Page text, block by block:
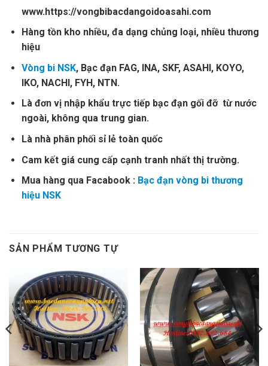
www.https://vongbibacdangoidoasahi.com
Hàng tồn kho nhiều, đa dạng chủng loại, nhiều thương
hiệu
Vòng bi NSK, Bạc đạn FAG, INA, SKF, ASAHI, KOYO,
IKO, NACHI, FYH, NTN.
Là đơn vị nhập khẩu trực tiếp bạc đạn gối đỡ từ nước
ngoài, không qua trung gian.
Là nhà phân phối sỉ lẻ toàn quốc
Cam kết giá cung cấp cạnh tranh nhất thị trường.
Mua hàng qua Facabook : Bạc đạn vòng bi thương
hiệu NSK
SẢN PHẨM TƯƠNG TỰ